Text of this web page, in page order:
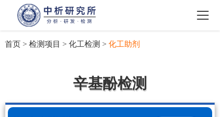
首页 > 检测项目 > 化工检测 > 化工助剂
辛基酚检测